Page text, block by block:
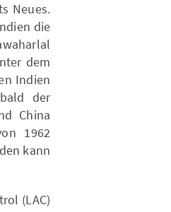
Neues.
die
dem
Indien
der
China
1962
kann.
(LAC)